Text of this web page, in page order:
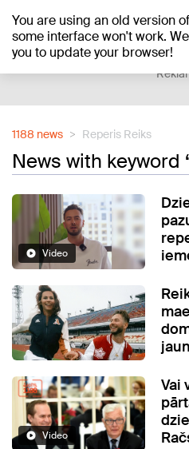
You are using an old version
some interface won't work.
you to update your browser!
+16°C
1188 news Reperis Reiks
News with keyword
Video
Video
Vai